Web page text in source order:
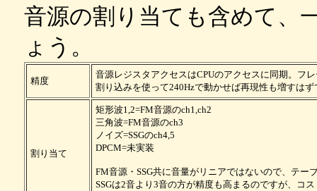
音源の割り当ても含めて、
ょう。
精度
音源レジスタアクセスはCPUのアクセスに同期。フ
割り込みを使って240Hzで動かせば再現性も増すは
割り当て
矩形波1,2=FM音源のch1,ch2
三角波=FM音源のch3
ノイズ=SSGのch4,5
DPCM=未実装
FM音源・SSG共に音量がリニアではないので、テー
SSGは2音より3音の方が精度も高まるのですが、コ